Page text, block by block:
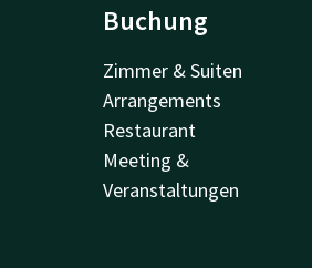
Buchung
Zimmer & Suiten
Arrangements
Restaurant
Meeting &
Veranstaltungen